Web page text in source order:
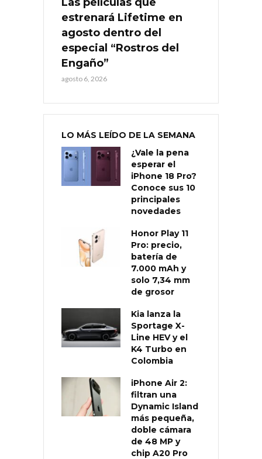
estrenará Lifetime en
agosto dentro del
especial “Rostros del
Engaño”
agosto 6, 2026
LO MÁS LEÍDO DE LA SEMANA
¿Vale la pena
esperar el
iPhone 18 Pro?
Conoce sus 10
principales
novedades
Honor Play 11
Pro: precio,
batería de
7.000 mAh y
solo 7,34 mm
de grosor
Kia lanza la
Sportage X-
Line HEV y el
K4 Turbo en
Colombia
iPhone Air 2:
filtran una
Dynamic Island
más pequeña,
doble cámara
de 48 MP y
chip A20 Pro